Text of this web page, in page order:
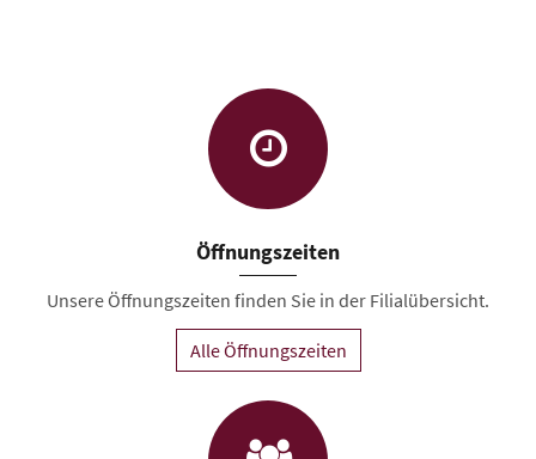
Öffnungszeiten
Unsere Öffnungszeiten finden Sie in der Filialübersicht.
Alle Öffnungszeiten